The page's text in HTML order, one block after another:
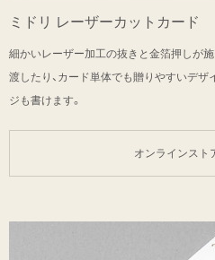
ミドリ レーザーカットカード
細かいレーザー加工の抜きと金箔押しが
渡したり、カード単体でも贈りやすいデザ
ジも書けます。
オンラインス